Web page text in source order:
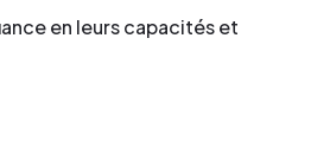
en leurs capacités et